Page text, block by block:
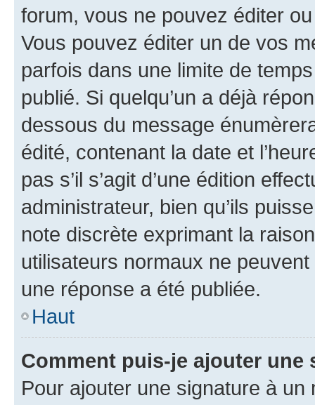
forum, vous ne pouvez éditer
Vous pouvez éditer un de vos
parfois dans une limite de
publié. Si quelqu’un a déjà
dessous du message
édité, contenant la date et
pas s’il s’agit d’une édition
administrateur, bien qu’ils
note discrète exprimant la
utilisateurs normaux ne
une réponse a été publiée.
Haut
Comment puis-je ajouter une
Pour ajouter une signature à un